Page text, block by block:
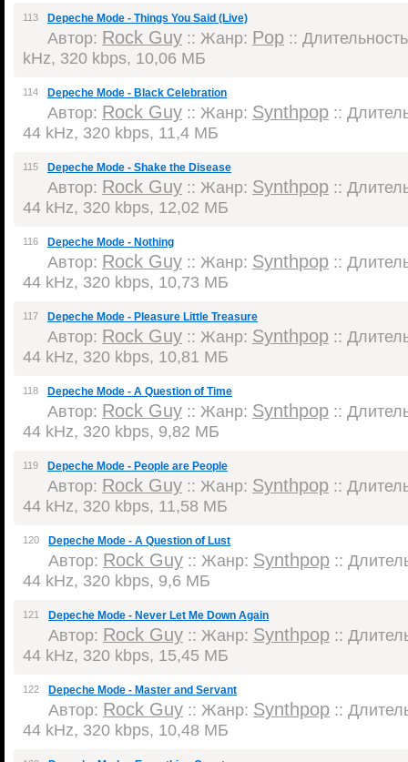
113 Depeche Mode - Things You Said (Live)
Автор: Rock Guy :: Жанр: Pop ::
kHz, 320 kbps, 10,06 МБ
114 Depeche Mode - Black Celebration
Автор: Rock Guy :: Жанр: Synthpop ::
44 kHz, 320 kbps, 11,4 МБ
115 Depeche Mode - Shake the Disease
Автор: Rock Guy :: Жанр: Synthpop ::
44 kHz, 320 kbps, 12,02 МБ
116 Depeche Mode - Nothing
Автор: Rock Guy :: Жанр: Synthpop ::
44 kHz, 320 kbps, 10,73 МБ
117 Depeche Mode - Pleasure Little Treasure
Автор: Rock Guy :: Жанр: Synthpop ::
44 kHz, 320 kbps, 10,81 МБ
118 Depeche Mode - A Question of Time
Автор: Rock Guy :: Жанр: Synthpop ::
44 kHz, 320 kbps, 9,82 МБ
119 Depeche Mode - People are People
Автор: Rock Guy :: Жанр: Synthpop ::
44 kHz, 320 kbps, 11,58 МБ
120 Depeche Mode - A Question of Lust
Автор: Rock Guy :: Жанр: Synthpop ::
44 kHz, 320 kbps, 9,6 МБ
121 Depeche Mode - Never Let Me Down Again
Автор: Rock Guy :: Жанр: Synthpop ::
44 kHz, 320 kbps, 15,45 МБ
122 Depeche Mode - Master and Servant
Автор: Rock Guy :: Жанр: Synthpop ::
44 kHz, 320 kbps, 10,48 МБ